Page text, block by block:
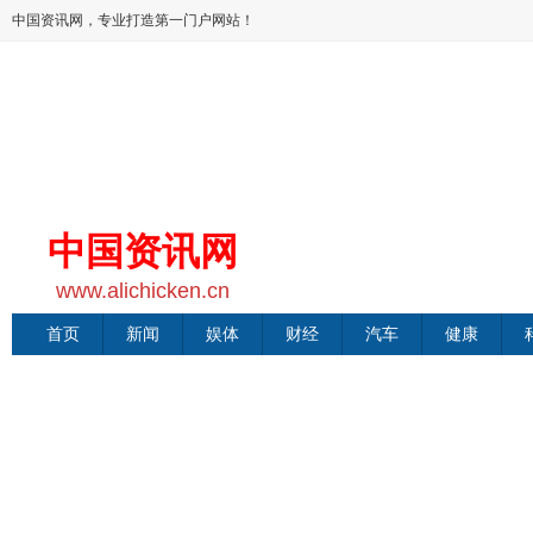
中国资讯网，专业打造第一门户网站！
中国资讯网
www.alichicken.cn
首页 新闻 娱体 财经 汽车 健康